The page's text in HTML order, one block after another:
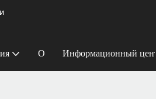
О Информационный